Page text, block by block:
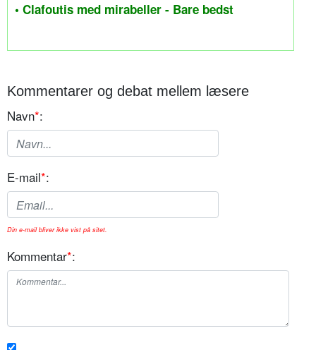
• Clafoutis med mirabeller - Bare bedst
Kommentarer og debat mellem læsere
Navn*:
E-mail*:
Din e-mail bliver ikke vist på sitet.
Kommentar*: